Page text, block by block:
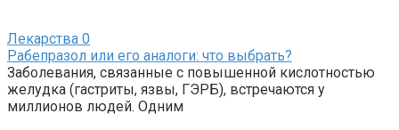
Лекарства 0
Рабепразол или его аналоги: что выбрать?
Заболевания, связанные с повышенной кислотностью
желудка (гастриты, язвы, ГЭРБ), встречаются у
миллионов людей. Одним